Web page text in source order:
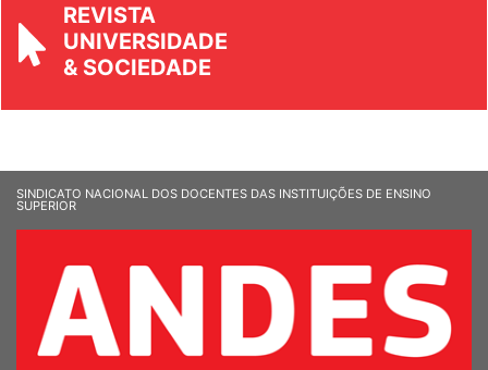
REVISTA
UNIVERSIDADE
& SOCIEDADE
SINDICATO NACIONAL DOS DOCENTES DAS INSTITUIÇÕES DE ENSINO
SUPERIOR